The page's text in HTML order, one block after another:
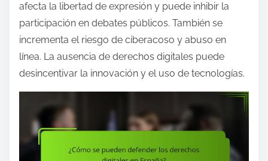
afecta la libertad de expresión y puede inhibir la
participación en debates públicos. También se
incrementa el riesgo de ciberacoso y abuso en
línea. La ausencia de derechos digitales puede
desincentivar la innovación y el uso de tecnologías.